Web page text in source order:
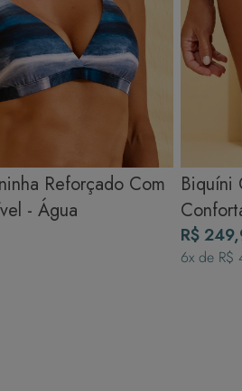
Reforçado Com
- Água
Biquíni
R$
6x de R$